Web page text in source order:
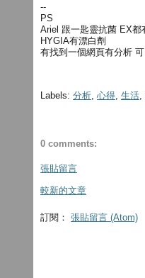
--
PS
Ariel 跟一匙靈抗菌 EX都
HYGIA有漂白劑
有找到一個網頁有分析
Labels: 分析 心得 生活
0 comments:
張貼留言
較新的文章
訂閱： 張貼留言 (Atom)